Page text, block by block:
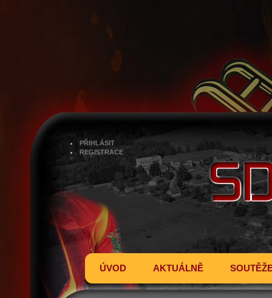
PŘIHLÁSIT
REGISTRACE
ÚVOD AKTUÁLNĚ